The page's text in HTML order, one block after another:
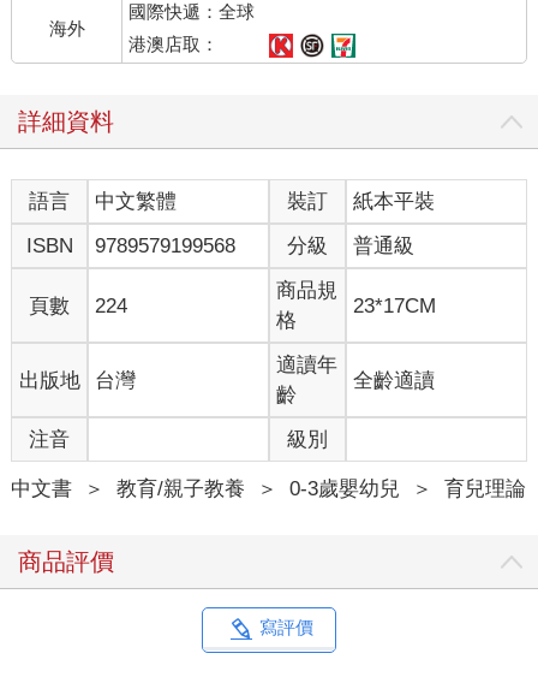
海外
國際快遞：全球
港澳店取：
詳細資料
語言 中文繁體 裝訂
紙本平裝
ISBN
9789579199568 分級 普通級
頁數 224
商品規
格
23*17CM
出版地 台灣
適讀年
齡
全齡適讀
注音 級別
中文書 ＞ 教育/親子教養 ＞ 0-3歲嬰幼兒 ＞ 育兒理論
商品評價
寫評價